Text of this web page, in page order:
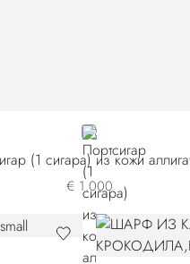
BLACK
(1 сигара) из кожи
€ 1.000